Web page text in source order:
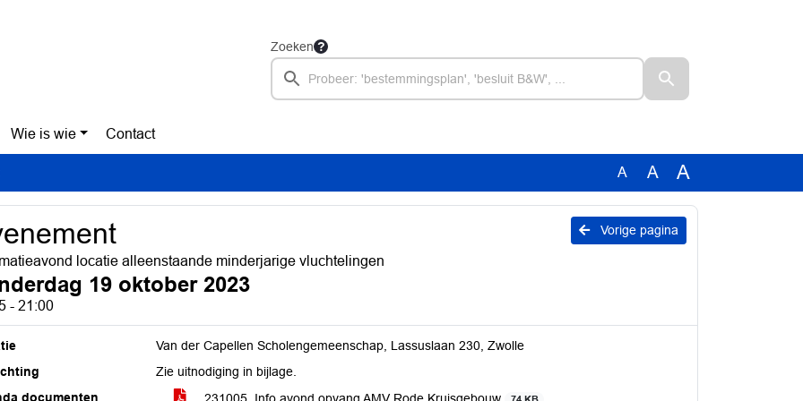
Zoeken
Wie is wie Contact
A A A
Vorige pagina
locatie alleenstaande minderjarige vluchtelingen
19 oktober 2023
- 21:00
Van der Capellen Scholengemeenschap, Lassuslaan 230, Zwolle
Zie uitnodiging in bijlage.
documenten